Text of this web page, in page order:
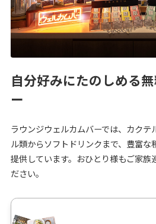
自分好みにたのしめる
ー
ラウンジウェルカムバーでは、カクテ
ル類からソフトドリンクまで、豊富
提供しています。おひとり様もご家族
ださい。